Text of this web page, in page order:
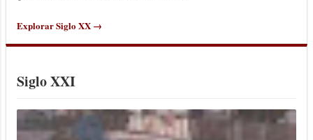
Explorar Siglo XX →
Siglo XXI